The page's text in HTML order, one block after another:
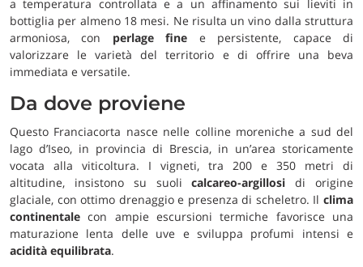
a temperatura controllata e a un affinamento sui lieviti in
bottiglia per almeno 18 mesi. Ne risulta un vino dalla struttura
armoniosa, con perlage fine e persistente, capace di
valorizzare le varietà del territorio e di offrire una beva
immediata e versatile.
Da dove proviene
Questo Franciacorta nasce nelle colline moreniche a sud del
lago d’Iseo, in provincia di Brescia, in un’area storicamente
vocata alla viticoltura. I vigneti, tra 200 e 350 metri di
altitudine, insistono su suolicalcareo-argillosi di origine
glaciale, con ottimo drenaggio e presenza di scheletro. Il clima
continentale con ampie escursioni termiche favorisce una
maturazione lenta delle uve e sviluppa profumi intensi e
acidità equilibrata.